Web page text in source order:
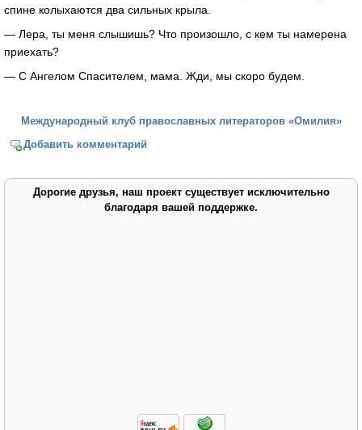
спине колыхаются два сильных крыла.
— Лера, ты меня слышишь? Что произошло, с кем ты намерена
приехать?
— С Ангелом Спасителем, мама. Жди, мы скоро будем.
Международный клуб православных литераторов «Омилия»
Добавить комментарий
Дорогие друзья, наш проект существует исключительно
благодаря вашей поддержке.